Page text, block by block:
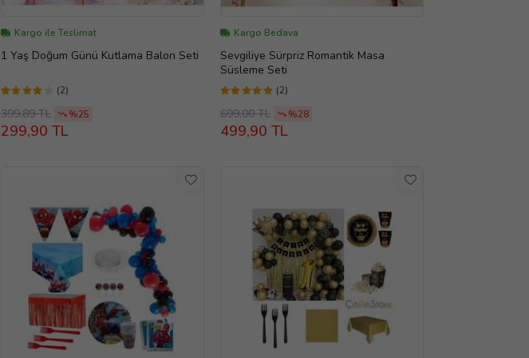
Kargo ile Teslimat
1 Yaş Doğum Günü Kutlama Balon Seti
(2)
399,89 TL %25
299,90 TL
Kargo Bedava
Sevgiliye Sürpriz Romantik Masa
Süsleme Seti
(2)
699,00 TL %28
499,90 TL